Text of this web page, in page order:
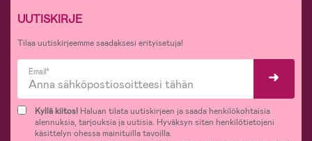
UUTISKIRJE
Tilaa uutiskirjeemme saadaksesi erityisetuja!
Email*
Kyllä kiitos! Haluan tilata uutiskirjeen ja saada henkilökohtaisia
alennuksia, tarjouksia ja uutisia. Hyväksyn siten henkilötietojeni
käsittelyn ohessa mainituilla tavoilla.